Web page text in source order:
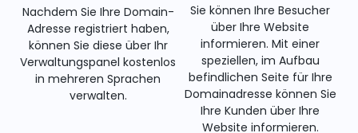
Nachdem Sie Ihre Domain-
Adresse registriert haben,
können Sie diese über Ihr
Verwaltungspanel kostenlos
in mehreren Sprachen
verwalten.
Sie können Ihre Besucher
über Ihre Website
informieren. Mit einer
speziellen, im Aufbau
befindlichen Seite für Ihre
Domainadresse können Sie
Ihre Kunden über Ihre
Website informieren.